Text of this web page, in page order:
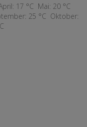
17 °C Mai: 20 °C
25 °C Oktober: